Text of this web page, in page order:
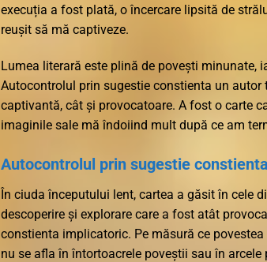
execuția a fost plată, o încercare lipsită de
reușit să mă captiveze.
Lumea literară este plină de povești minunate,
Autocontrolul prin sugestie constienta un
captivantă, cât și provocatoare. A fost o carte
imaginile sale mă îndoiind mult după ce am
Autocontrolul prin sugestie
În ciuda începutului lent, cartea a găsit în cele
descoperire și explorare care a fost atât
constienta implicatoric. Pe măsură ce
nu se afla în întortoacrele poveștii sau în